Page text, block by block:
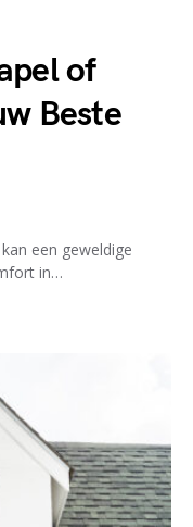
of
Beste
een geweldige
in…